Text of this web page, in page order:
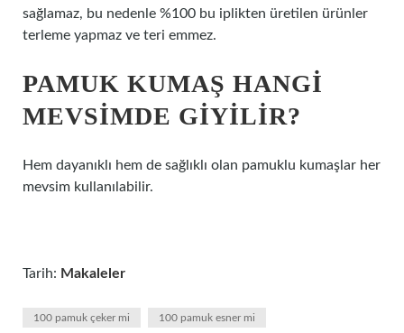
sağlamaz, bu nedenle %100 bu iplikten üretilen ürünler
terleme yapmaz ve teri emmez.
PAMUK KUMAŞ HANGI
MEVSIMDE GIYILIR?
Hem dayanıklı hem de sağlıklı olan pamuklu kumaşlar her
mevsim kullanılabilir.
Tarih: Makaleler
100 pamuk çeker mi 100 pamuk esner mi